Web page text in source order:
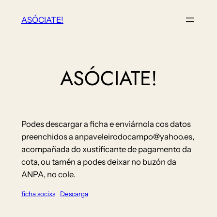
ASÓCIATE!
ASÓCIATE!
Podes descargar a ficha e enviárnola cos datos
preenchidos a anpaveleirodocampo@yahoo.es,
acompañada do xustificante de pagamento da
cota, ou tamén a podes deixar no buzón da
ANPA, no cole.
ficha socixs Descarga